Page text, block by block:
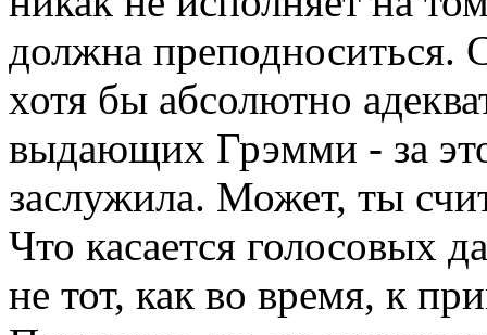
должна преподноситься.
хотя бы абсолютно
выдающих Грэмми - за
заслужила. Может, ты
Что касается голосовых
не тот, как во время, к